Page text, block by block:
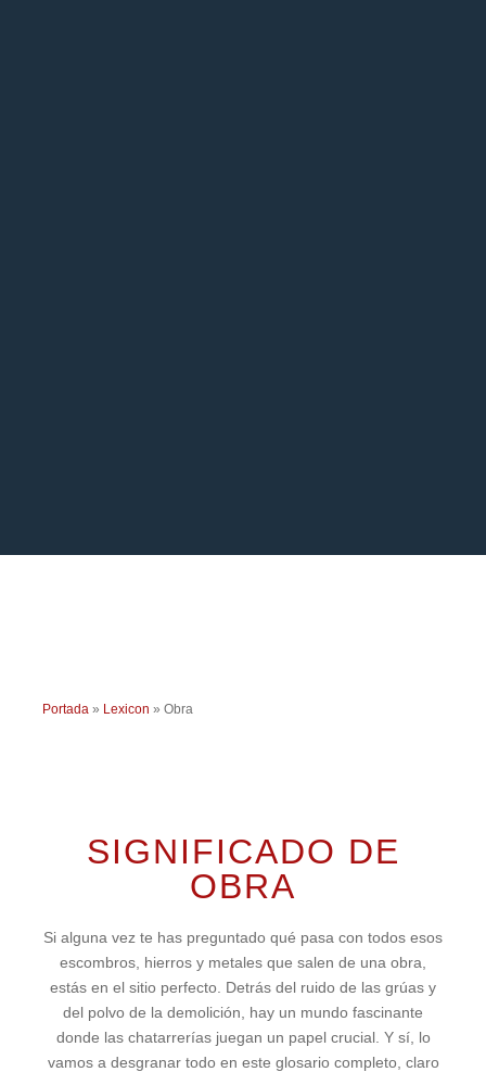
Portada» Lexicon » Obra
SIGNIFICADO DE
OBRA
Si alguna vez te has preguntado qué pasa con todos esos
escombros, hierros y metales que salen de una obra,
estás en el sitio perfecto. Detrás del ruido de las grúas y
del polvo de la demolición, hay un mundo fascinante
donde las chatarrerías juegan un papel crucial. Y sí, lo
vamos a desgranar todo en este glosario completo, claro